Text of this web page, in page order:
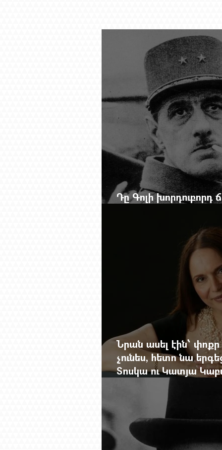
Դը Գոլի
Նրան ասել էին՝ փոքր
չունես, հետո նա
Տոսկա ու Կատյա
Մանսուրյանը 80